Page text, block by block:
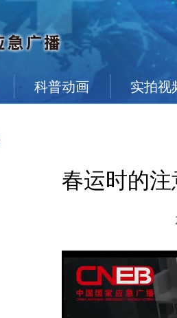
科普动画 实拍视
春运时的